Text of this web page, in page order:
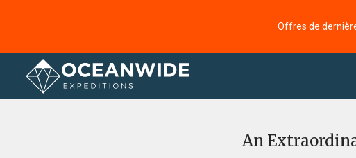
Offres de
Accueil Commentaires
An